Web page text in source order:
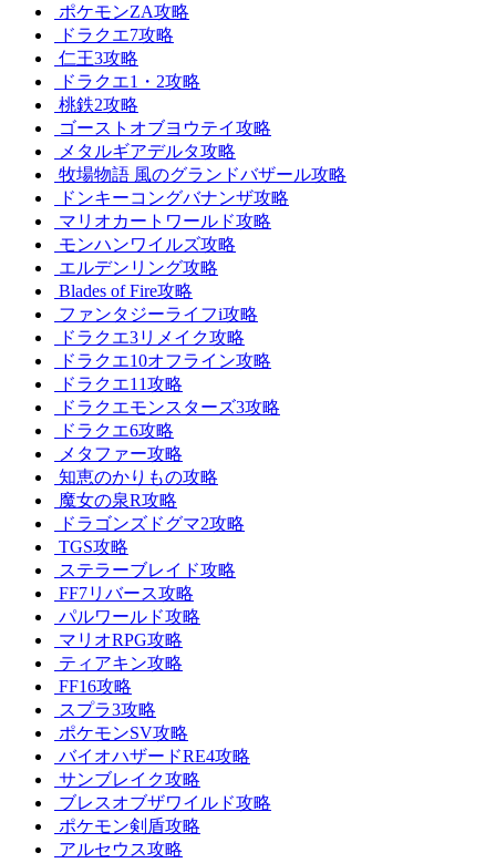
ポケモンZA攻略
ドラクエ7攻略
仁王3攻略
ドラクエ1・2攻略
桃鉄2攻略
ゴーストオブヨウテイ攻略
メタルギアデルタ攻略
牧場物語 風のグランドバザール攻略
ドンキーコングバナンザ攻略
マリオカートワールド攻略
モンハンワイルズ攻略
エルデンリング攻略
Blades of Fire攻略
ファンタジーライフi攻略
ドラクエ3リメイク攻略
ドラクエ10オフライン攻略
ドラクエ11攻略
ドラクエモンスターズ3攻略
ドラクエ6攻略
メタファー攻略
知恵のかりもの攻略
魔女の泉R攻略
ドラゴンズドグマ2攻略
TGS攻略
ステラーブレイド攻略
FF7リバース攻略
パルワールド攻略
マリオRPG攻略
ティアキン攻略
FF16攻略
スプラ3攻略
ポケモンSV攻略
バイオハザードRE4攻略
サンブレイク攻略
ブレスオブザワイルド攻略
ポケモン剣盾攻略
アルセウス攻略